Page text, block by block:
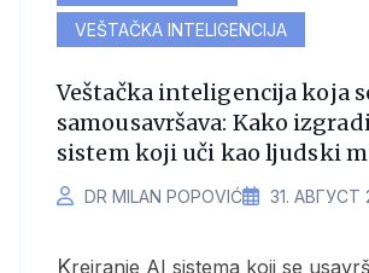
VEŠTAČKA INTELIGENCIJA
Veštačka inteligencija koja
samousavršava: Kako
sistem koji uči kao ljudski
DR MILAN POPOVIĆ 31. АВГУСТ
Kreiranje AI sistema koji se usavršava na